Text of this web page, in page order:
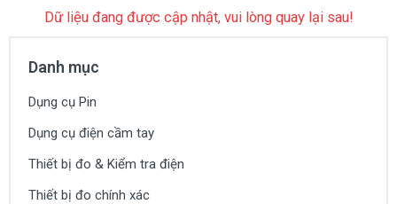
Dữ liệu đang được cập nhật, vui lòng quay lại sau!
Danh mục
Dụng cụ Pin
Dụng cụ điện cầm tay
Thiết bị đo & Kiểm tra điện
Thiết bị đo chính xác